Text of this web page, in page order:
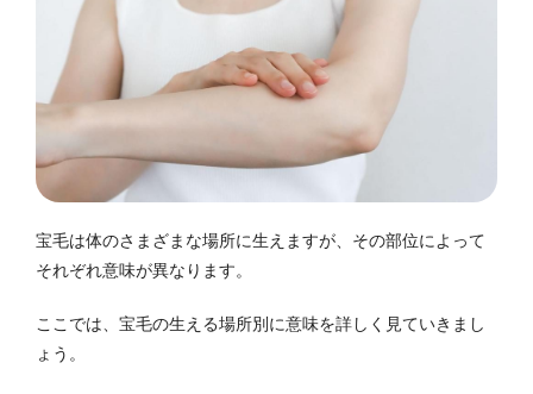
宝毛は体のさまざまな場所に生えますが、その部位によって
それぞれ意味が異なります。
ここでは、宝毛の生える場所別に意味を詳しく見ていきまし
ょう。